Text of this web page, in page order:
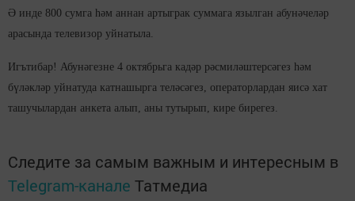
Ә инде 800 сумга һәм аннан артыграк суммага язылган абунәчеләр
арасында телевизор уйнатыла.
Игътибар! Абунәгезне 4 октябрьга кадәр рәсмиләштерсәгез һәм
бүләкләр уйнатуда катнашырга теләсәгез, операторлардан яисә хат
ташучылардан анкета алып, аны тутырып, кире бирегез.
Следите за самым важным и интересным в
Telegram-канале Татмедиа